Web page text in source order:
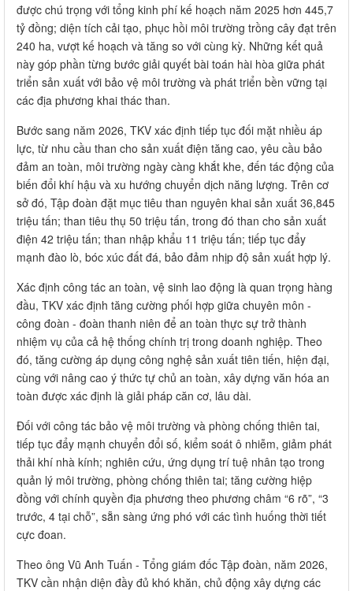
được chú trọng với tổng kinh phí kế hoạch năm 2025 hơn 445,7
tỷ đồng; diện tích cải tạo, phục hồi môi trường trồng cây đạt trên
240 ha, vượt kế hoạch và tăng so với cùng kỳ. Những kết quả
này góp phần từng bước giải quyết bài toán hài hòa giữa phát
triển sản xuất với bảo vệ môi trường và phát triển bền vững tại
các địa phương khai thác than.
Bước sang năm 2026, TKV xác định tiếp tục đối mặt nhiều áp
lực, từ nhu cầu than cho sản xuất điện tăng cao, yêu cầu bảo
đảm an toàn, môi trường ngày càng khắt khe, đến tác động của
biến đổi khí hậu và xu hướng chuyển dịch năng lượng. Trên cơ
sở đó, Tập đoàn đặt mục tiêu than nguyên khai sản xuất 36,845
triệu tấn; than tiêu thụ 50 triệu tấn, trong đó than cho sản xuất
điện 42 triệu tấn; than nhập khẩu 11 triệu tấn; tiếp tục đẩy
mạnh đào lò, bóc xúc đất đá, bảo đảm nhịp độ sản xuất hợp lý.
Xác định công tác an toàn, vệ sinh lao động là quan trọng hàng
đầu, TKV xác định tăng cường phối hợp giữa chuyên môn -
công đoàn - đoàn thanh niên để an toàn thực sự trở thành
nhiệm vụ của cả hệ thống chính trị trong doanh nghiệp. Theo
đó, tăng cường áp dụng công nghệ sản xuất tiên tiến, hiện đại,
cùng với nâng cao ý thức tự chủ an toàn, xây dựng văn hóa an
toàn được xác định là giải pháp căn cơ, lâu dài.
Đối với công tác bảo vệ môi trường và phòng chống thiên tai,
tiếp tục đẩy mạnh chuyển đổi số, kiểm soát ô nhiễm, giảm phát
thải khí nhà kính; nghiên cứu, ứng dụng trí tuệ nhân tạo trong
quản lý môi trường, phòng chống thiên tai; tăng cường hiệp
đồng với chính quyền địa phương theo phương châm “6 rõ”, “3
trước, 4 tại chỗ”, sẵn sàng ứng phó với các tình huống thời tiết
cực đoan.
Theo ông Vũ Anh Tuấn - Tổng giám đốc Tập đoàn, năm 2026,
TKV cần nhận diện đầy đủ khó khăn, chủ động xây dựng các